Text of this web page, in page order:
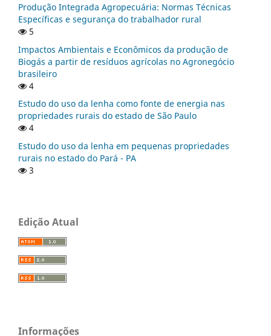
Produção Integrada Agropecuária: Normas Técnicas
Específicas e segurança do trabalhador rural
5
Impactos Ambientais e Econômicos da produção de
Biogás a partir de resíduos agrícolas no Agronegócio
brasileiro
4
Estudo do uso da lenha como fonte de energia nas
propriedades rurais do estado de São Paulo
4
Estudo do uso da lenha em pequenas propriedades
rurais no estado do Pará - PA
3
Edição Atual
Informações